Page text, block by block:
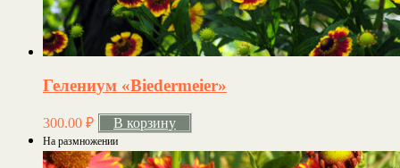
Гелениум «Biedermeier»
300.00 ₽ В корзину
На размножении